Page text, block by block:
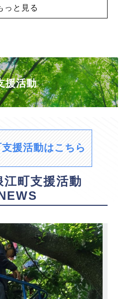
っと見る
援活動
援活動はこちら
江町支援活動